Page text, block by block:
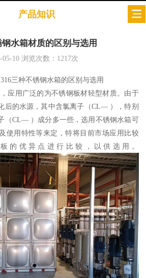
产品知识
水箱材质的区别与选用
05-10 浏览次数： 1217次
三种不锈钢水箱的区别与选用
应用广泛的为不锈钢板材轻型材质。由于
后的水源，其中含氯离子（CL— ），特别
（CL— ）成分多一些，选用不锈钢水箱可
使用特性等来定，特将目前市场应用比较
的优异点进行比较，以供选用。